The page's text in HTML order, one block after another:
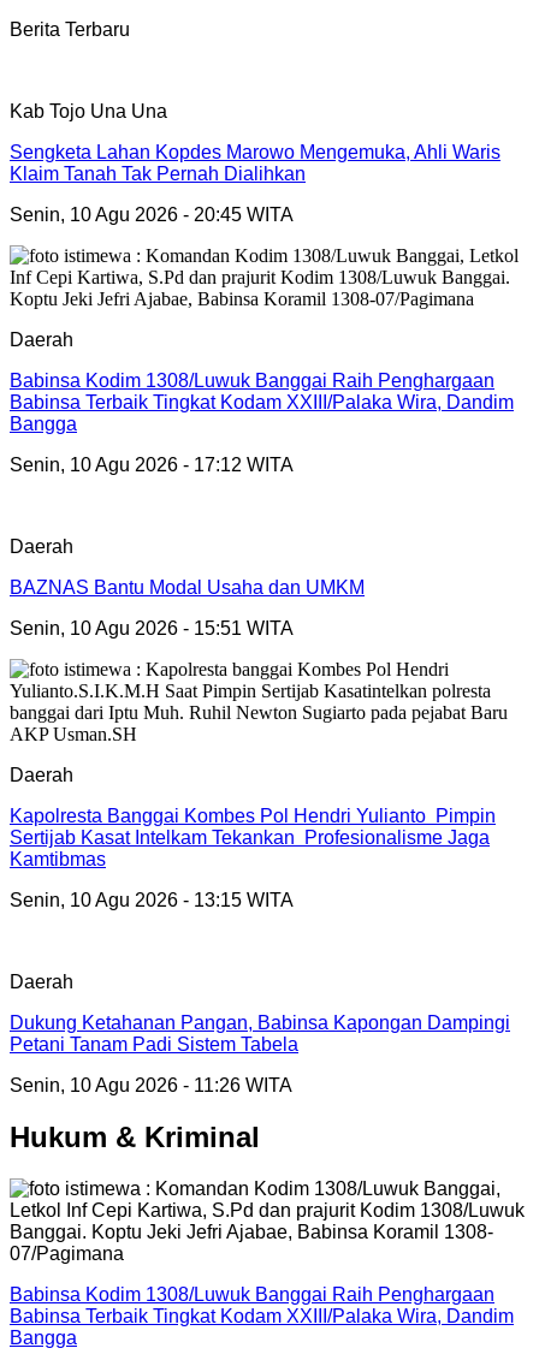
Berita Terbaru
Kab Tojo Una Una
Sengketa Lahan Kopdes Marowo Mengemuka, Ahli Waris
Klaim Tanah Tak Pernah Dialihkan
Senin, 10 Agu 2026 - 20:45 WITA
Daerah
Babinsa Kodim 1308/Luwuk Banggai Raih Penghargaan
Babinsa Terbaik Tingkat Kodam XXIII/Palaka Wira, Dandim
Bangga
Senin, 10 Agu 2026 - 17:12 WITA
Daerah
BAZNAS Bantu Modal Usaha dan UMKM
Senin, 10 Agu 2026 - 15:51 WITA
Daerah
Kapolresta Banggai Kombes Pol Hendri Yulianto Pimpin
Sertijab Kasat Intelkam Tekankan Profesionalisme Jaga
Kamtibmas
Senin, 10 Agu 2026 - 13:15 WITA
Daerah
Dukung Ketahanan Pangan, Babinsa Kapongan Dampingi
Petani Tanam Padi Sistem Tabela
Senin, 10 Agu 2026 - 11:26 WITA
Hukum & Kriminal
Babinsa Kodim 1308/Luwuk Banggai Raih Penghargaan
Babinsa Terbaik Tingkat Kodam XXIII/Palaka Wira, Dandim
Bangga